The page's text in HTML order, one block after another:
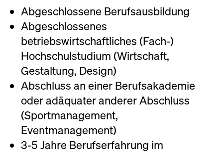
Abgeschlossene Berufsausbildung
Abgeschlossenes
betriebswirtschaftliches (Fach-)
Hochschulstudium (Wirtschaft,
Gestaltung, Design)
Abschluss an einer Berufsakademie
oder adäquater anderer Abschluss
(Sportmanagement,
Eventmanagement)
3-5 Jahre Berufserfahrung im